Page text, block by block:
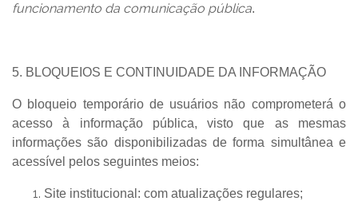
funcionamento da comunicação pública.
5. BLOQUEIOS E CONTINUIDADE DA INFORMAÇÃO
O bloqueio temporário de usuários não comprometerá o
acesso à informação pública, visto que as mesmas
informações são disponibilizadas de forma simultânea e
acessível pelos seguintes meios:
Site institucional: com atualizações regulares;